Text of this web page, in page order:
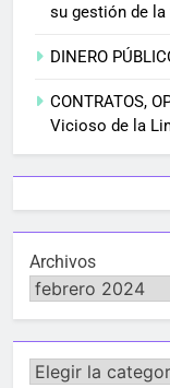
su gestión de la
DINERO
CONTRATOS,
Vicioso de la
Archivos
Categorías